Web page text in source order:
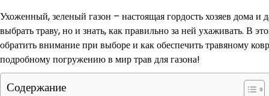
Ухоженный, зеленый газон – настоящая гордость хозяев дома
выбрать траву, но и знать, как правильно за ней ухаживать. В
обратить внимание при выборе и как обеспечить травяному
подробному погружению в мир трав для газона!
Содержание